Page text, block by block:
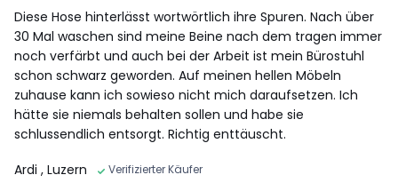
Diese Hose hinterlässt wortwörtlich ihre Spuren. Nach über
30 Mal waschen sind meine Beine nach dem tragen immer
noch verfärbt und auch bei der Arbeit ist mein Bürostuhl
schon schwarz geworden. Auf meinen hellen Möbeln
zuhause kann ich sowieso nicht mich daraufsetzen. Ich
hätte sie niemals behalten sollen und habe sie
schlussendlich entsorgt. Richtig enttäuscht.
Ardi , Luzern Verifizierter Käufer